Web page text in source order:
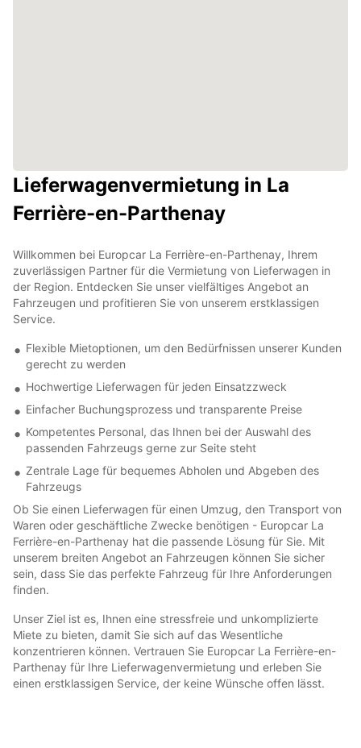
Lieferwagenvermietung in La
Ferrière-en-Parthenay
Willkommen bei Europcar La Ferrière-en-Parthenay, Ihrem
zuverlässigen Partner für die Vermietung von Lieferwagen in
der Region. Entdecken Sie unser vielfältiges Angebot an
Fahrzeugen und profitieren Sie von unserem erstklassigen
Service.
Flexible Mietoptionen, um den Bedürfnissen unserer Kunden
gerecht zu werden
Hochwertige Lieferwagen für jeden Einsatzzweck
Einfacher Buchungsprozess und transparente Preise
Kompetentes Personal, das Ihnen bei der Auswahl des
passenden Fahrzeugs gerne zur Seite steht
Zentrale Lage für bequemes Abholen und Abgeben des
Fahrzeugs
Ob Sie einen Lieferwagen für einen Umzug, den Transport von
Waren oder geschäftliche Zwecke benötigen - Europcar La
Ferrière-en-Parthenay hat die passende Lösung für Sie. Mit
unserem breiten Angebot an Fahrzeugen können Sie sicher
sein, dass Sie das perfekte Fahrzeug für Ihre Anforderungen
finden.
Unser Ziel ist es, Ihnen eine stressfreie und unkomplizierte
Miete zu bieten, damit Sie sich auf das Wesentliche
konzentrieren können. Vertrauen Sie Europcar La Ferrière-en-
Parthenay für Ihre Lieferwagenvermietung und erleben Sie
einen erstklassigen Service, der keine Wünsche offen lässt.